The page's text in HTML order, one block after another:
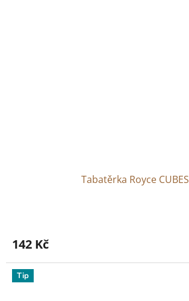
Tabatěrka Royce CUBES
142 Kč
Tip